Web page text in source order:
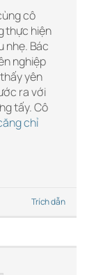
cô
thực hiện
nhẹ. Bác
nghiệp
yên
ra với
tấy. Cô
chỉ
Trích dẫn